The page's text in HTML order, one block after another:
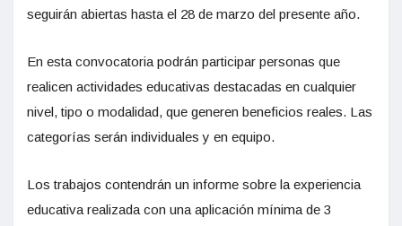
seguirán abiertas hasta el 28 de marzo del presente año.
En esta convocatoria podrán participar personas que
realicen actividades educativas destacadas en cualquier
nivel, tipo o modalidad, que generen beneficios reales. Las
categorías serán individuales y en equipo.
Los trabajos contendrán un informe sobre la experiencia
educativa realizada con una aplicación mínima de 3